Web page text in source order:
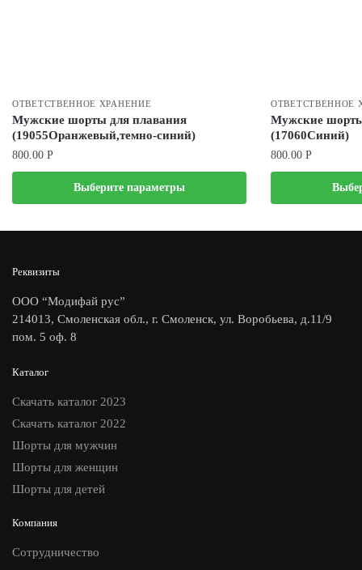
ОТВЕТСТВЕННОЕ ХРАНЕНИЕ
Мужские шорты для плавания
(19055Оранжевый,темно-синий)
800.00 Р
Выберите параметры
ОТВЕТСТВЕННОЕ
Мужские
(17060Синий)
800.00 Р
Реквизиты
ООО “Модифай рус”
214013, Смоленская обл., г. Смоленск, ул. Воробьева, д.11/9
пом. 5 оф. 8
Каталог
Скачать каталог 2023
Скачать каталог 2022
Шорты для мужчин
Шорты для женщин
Шорты для детей
Компания
Сотрудничество